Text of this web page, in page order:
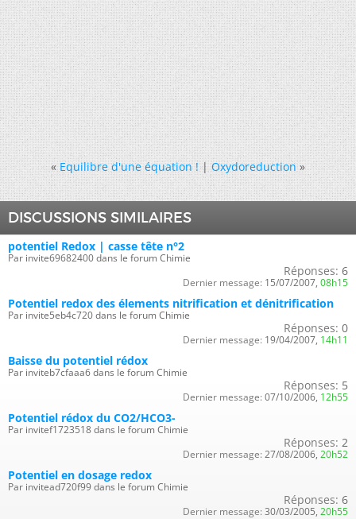
« Equilibre d'une équation !|Oxydoreduction »
DISCUSSIONS SIMILAIRES
potentiel Redox | casse tête n°2
Par invite69682400 dans le forum Chimie
Réponses: 6
Dernier message: 15/07/2007, 08h15
Potentiel redox des élements nitrification et dénitrification
Par invite5eb4c720 dans le forum Chimie
Réponses: 0
Dernier message: 19/04/2007, 14h11
Baisse du potentiel rédox
Par inviteb7cfaaa6 dans le forum Chimie
Réponses: 5
Dernier message: 07/10/2006, 12h55
Potentiel rédox du CO2/HCO3-
Par invitef1723518 dans le forum Chimie
Réponses: 2
Dernier message: 27/08/2006, 20h52
Potentiel en dosage redox
Par invitead720f99 dans le forum Chimie
Réponses: 6
Dernier message: 30/03/2005, 20h55